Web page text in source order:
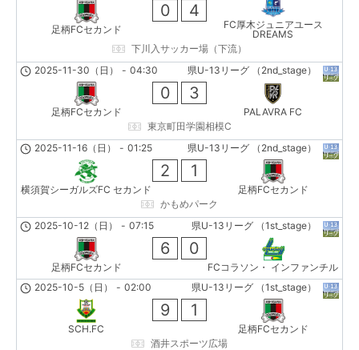
足柄FCセカンド
0 4
FC厚木ジュニアユース
DREAMS
下川入サッカー場（下流）
県U-13リーグ （2nd_stage）
2025-11-30（日） - 04:30
足柄FCセカンド
0 3
PALAVRA FC
東京町田学園相模C
県U-13リーグ （2nd_stage）
2025-11-16（日） - 01:25
横須賀シーガルズFC セカンド
2 1
足柄FCセカンド
かもめパーク
県U-13リーグ （1st_stage）
2025-10-12（日） - 07:15
足柄FCセカンド
6 0
FCコラソン・ インファンチル
県U-13リーグ （1st_stage）
2025-10-5（日） - 02:00
SCH.FC
9 1
足柄FCセカンド
酒井スポーツ広場